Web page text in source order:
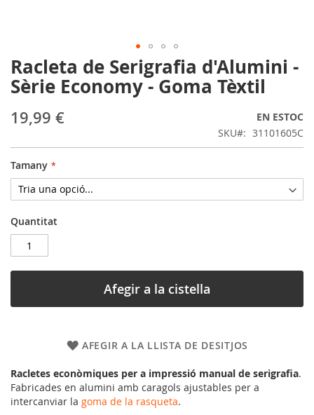
Racleta de Serigrafia d'Alumini -
Sèrie Economy - Goma Tèxtil
19,99 €
EN ESTOC
SKU
31101605C
Tamany
Quantitat
Afegir a la cistella
AFEGIR A LA LLISTA DE DESITJOS
Racletes econòmiques per a impressió manual de serigrafia.
Fabricades en alumini amb caragols ajustables per a
intercanviar la goma de la rasqueta.
Skip
to
the
of
images
gallery